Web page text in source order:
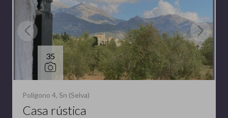
35
Polígono 4, Sn (Selva)
Casa rústica